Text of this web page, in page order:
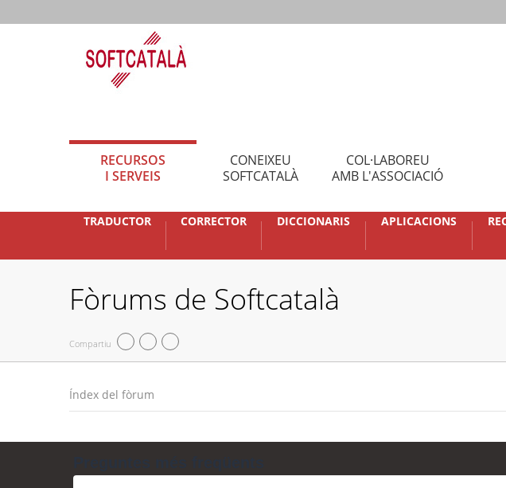
RECURSOS
I SERVEIS
CONEIXEU
SOFTCATALÀ
COL·LABOREU
AMB L'ASSOCIACIÓ
TRADUCTOR CORRECTOR DICCIONARIS APLICACIONS
Fòrums de Softcatalà
Compartiu
Índex del fòrum